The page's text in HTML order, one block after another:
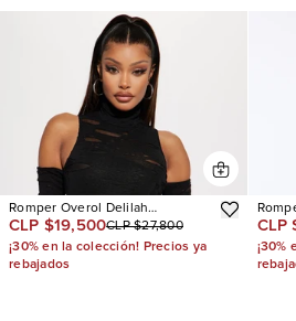
Romper Overol Delilah
Distressed
CLP $19,500CLP $27,800
¡30% en la colección! Precios ya
rebajados
Neck
CLP
¡30%